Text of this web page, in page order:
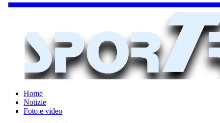
Home
Notizie
Foto e video